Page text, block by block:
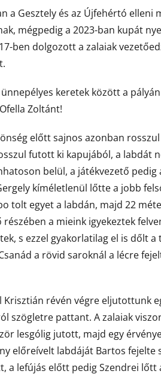
a Gesztely és az Újfehértó
mégpedig a 2023-ban kupát
ben dolgozott a zalaiak
keretek között a
Zoltánt!
előtt sajnos azonban
futott ki kapujából, a labdát
belül, a játékvezető
kíméletlenül lőtte a jobb
tolt egyet a labdán, majd 22
a mieink igyekeztek
s ezzel gyakorlatilag el is dőlt
a rövid saroknál a lécre
Krisztián révén végre eljutottunk
szögletre pattant. A zalaiak
lesgólig jutott, majd egy
előreívelt labdáját Bartos
a lefújás előtt pedig Szendrei lőtt